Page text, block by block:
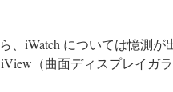
ら、iWatch については憶測
（曲面ディスプレイガ